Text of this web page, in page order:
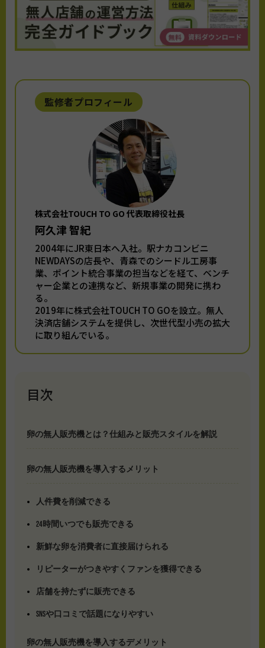
監修者プロフィール
株式会社TOUCH TO GO 代表取締役社長
阿久津 智紀
2004年にJR東日本へ入社。駅ナカコンビニ
NEWDAYSの店長や、青森でのシードル工房事
業、ポイント統合事業の担当などを経て、ベンチ
ャー企業との連携など、新規事業の開発に携わ
る。
2019年に株式会社TOUCH TO GOを設立。無人
決済店舗システムを提供し、次世代型小売の拡大
に取り組んでいる。
目次
卵の無人販売機とは？仕組みと販売スタイルを解説
卵の無人販売機を導入するメリット
人件費を削減できる
24時間いつでも販売できる
新鮮な卵を消費者に直接届けられる
リピーターがつきやすくファンを獲得できる
店舗を持たずに販売できる
SNSや口コミで話題になりやすい
卵の無人販売機を導入するデメリット